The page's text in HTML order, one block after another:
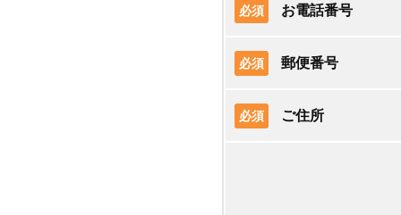
必須 お電話番号
必須 郵便番号
必須 ご住所